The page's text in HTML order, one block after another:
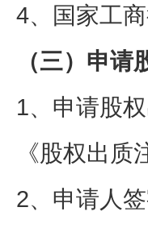
4、国家工
（三）申
1、申请股
《股权出质
2、申请人